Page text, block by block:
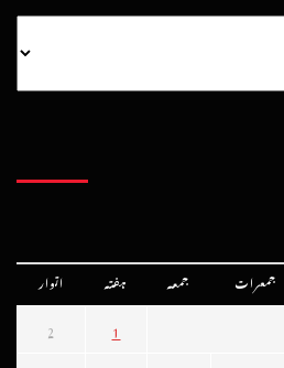
جمعرات جمعہ ہفتہ اتوار
1
2